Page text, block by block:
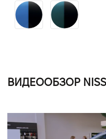
ВИДЕООБЗОР